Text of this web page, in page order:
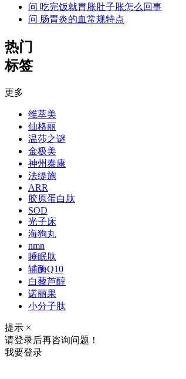
问 吃完饭就胃胀肚子胀怎么回事
问 肠胃炎的血常规特点
热门
标签
更多
维萃美
仙格丽
温莎之谜
金极美
神州泰康
法缇施
ARR
胶原蛋白肽
SOD
光子床
海狗丸
nmn
睡眠肽
辅酶Q10
白藜芦醇
诺丽果
小分子肽
提示 ×
请登录后再咨询问题！
我要登录